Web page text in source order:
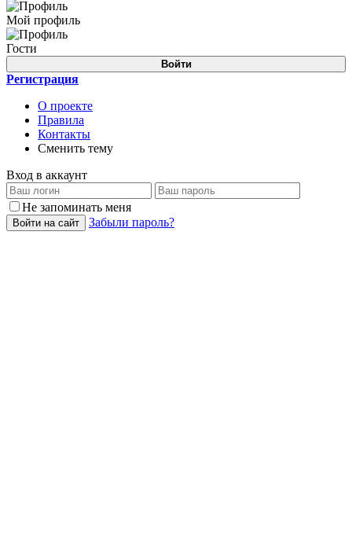
Мой профиль
Гости
Войти
Регистрация
О проекте
Правила
Контакты
Сменить тему
Вход в аккаунт
Не запоминать меня
Войти на сайт Забыли пароль?